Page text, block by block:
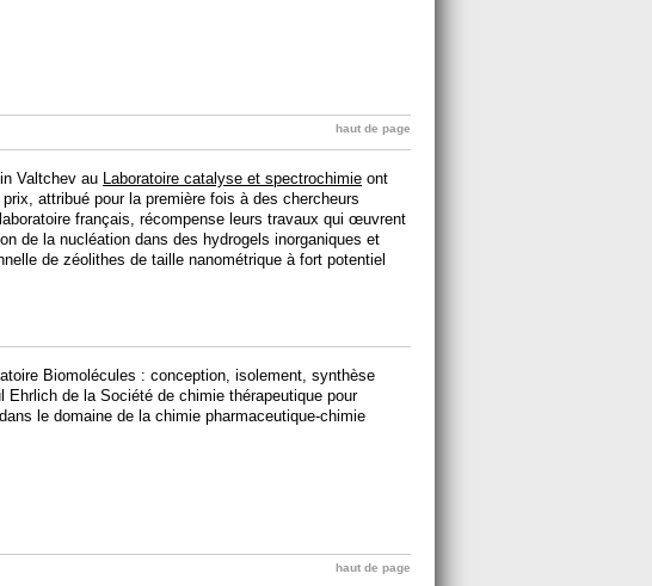
haut de page
Valtchev au Laboratoire catalyse et spectrochimie ont
attribué pour la première fois à des chercheurs
français, récompense leurs travaux qui œuvrent
de la nucléation dans des hydrogels inorganiques et
de zéolithes de taille nanométrique à fort potentiel
Biomolécules : conception, isolement, synthèse
Ehrlich de la Société de chimie thérapeutique pour
le domaine de la chimie pharmaceutique-chimie
haut de page